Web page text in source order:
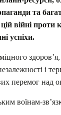
та
війні проти
успіхи.
і
перемог над
воїнам-